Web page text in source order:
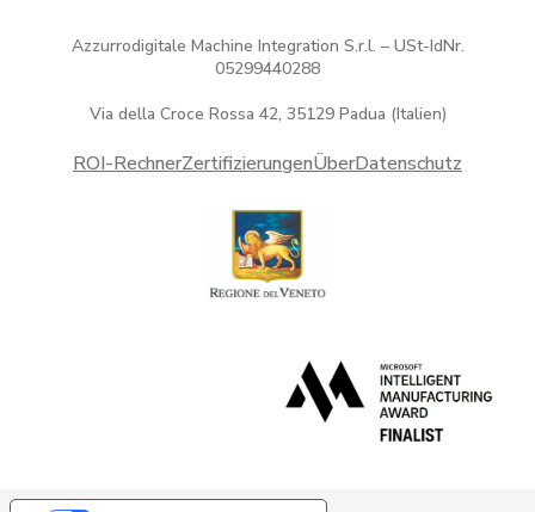
Azzurrodigitale Machine Integration S.r.l. – USt-IdNr.
05299440288
Via della Croce Rossa 42, 35129 Padua (Italien)
ROI-RechnerZertifizierungenÜberDatenschutz